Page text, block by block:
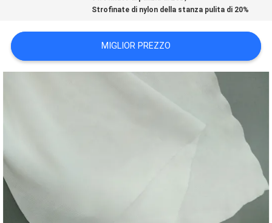
SITO
PRIVACY
Strofinate di nylon della stanza pulita di 20%
MIGLIOR PREZZO